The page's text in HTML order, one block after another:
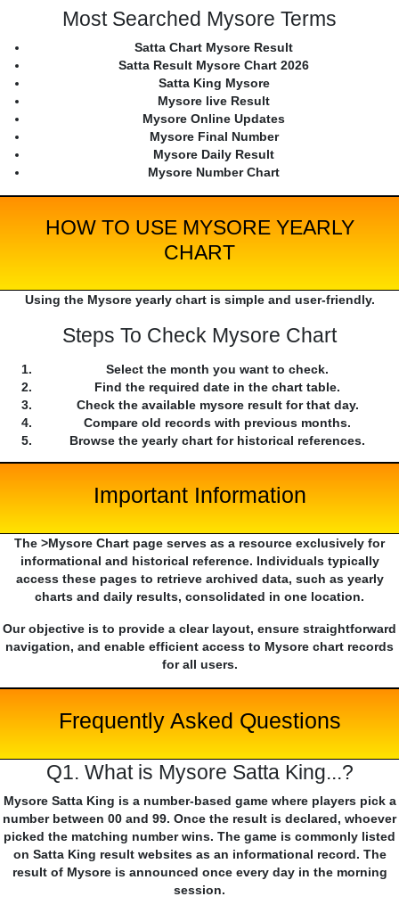
Most Searched Mysore Terms
Satta Chart Mysore Result
Satta Result Mysore Chart 2026
Satta King Mysore
Mysore live Result
Mysore Online Updates
Mysore Final Number
Mysore Daily Result
Mysore Number Chart
HOW TO USE MYSORE YEARLY
CHART
Using the Mysore yearly chart is simple and user-friendly.
Steps To Check Mysore Chart
Select the month you want to check.
Find the required date in the chart table.
Check the available mysore result for that day.
Compare old records with previous months.
Browse the yearly chart for historical references.
Important Information
The >Mysore Chart page serves as a resource exclusively for
informational and historical reference. Individuals typically
access these pages to retrieve archived data, such as yearly
charts and daily results, consolidated in one location.
Our objective is to provide a clear layout, ensure straightforward
navigation, and enable efficient access to Mysore chart records
for all users.
Frequently Asked Questions
Q1. What is Mysore Satta King...?
Mysore Satta King is a number-based game where players pick a
number between 00 and 99. Once the result is declared, whoever
picked the matching number wins. The game is commonly listed
on Satta King result websites as an informational record. The
result of Mysore is announced once every day in the morning
session.